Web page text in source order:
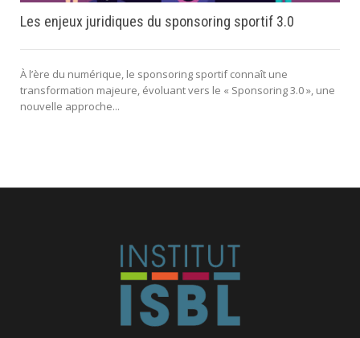
Les enjeux juridiques du sponsoring sportif 3.0
À l’ère du numérique, le sponsoring sportif connaît une
transformation majeure, évoluant vers le « Sponsoring 3.0 », une
nouvelle approche...